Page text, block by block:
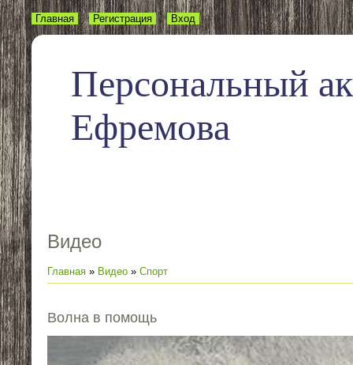
Персональный
Ефремова
Главная Регистрация Вход
Видео
Главная » Видео » Спорт
Волна в помощь